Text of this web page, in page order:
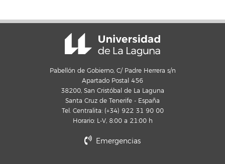
Pabellón de Gobierno, C/ Padre Herrera s/n
Apartado Postal 456
38200, San Cristóbal de La Laguna
Santa Cruz de Tenerife - España
Tel. Centralita: (+34) 922 31 90 00
Horario: L-V, 8:00 a 21:00 h
Emergencias